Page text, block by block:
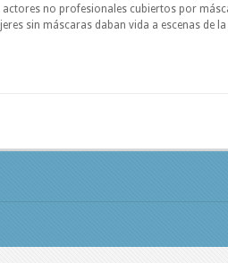
actores no profesionales cubiertos por
sin máscaras daban vida a escenas de